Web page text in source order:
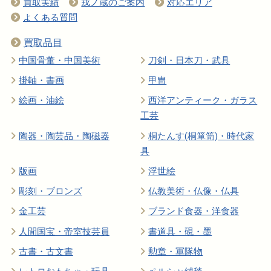
買取実績 戎ノ蔵のご案内
対応エリア
よくある質問
買取品目
中国骨董・中国美術
刀剣・日本刀・武具
掛軸・書画
甲冑
絵画・油絵
西洋アンティーク・ガラス
工芸
陶器・陶芸品・陶磁器
桐たんす(桐箪笥)・時代家
具
版画
浮世絵
彫刻・ブロンズ
仏教美術・仏像・仏具
金工芸
ブランド食器・洋食器
人間国宝・帝室技芸員
書道具・硯・墨
古書・古文書
勲章・軍隊物